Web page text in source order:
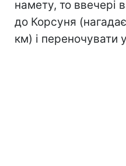
намету, то ввечері
до Корсуня
км) і переночувати